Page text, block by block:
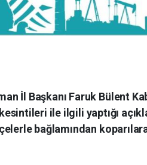
İl Başkanı Faruk Bülent
ile ilgili yaptığı
bağlamından